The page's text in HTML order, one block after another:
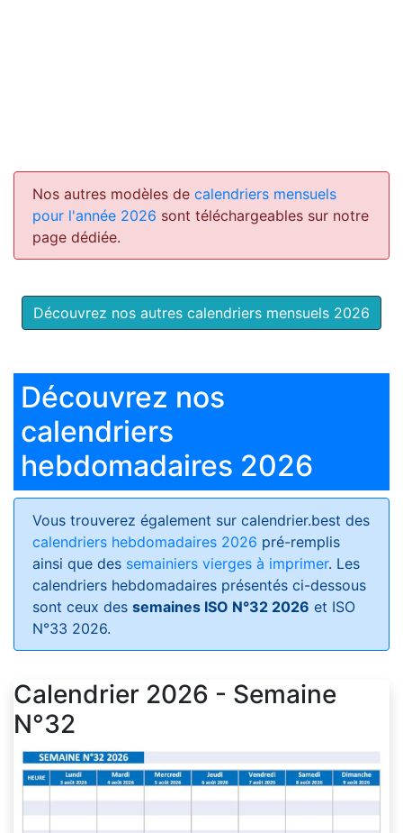
Nos autres modèles de calendriers mensuels
pour l'année 2026 sont téléchargeables sur notre
page dédiée.
Découvrez nos autres calendriers mensuels 2026
Découvrez nos
calendriers
hebdomadaires 2026
Vous trouverez également sur calendrier.best des
calendriers hebdomadaires 2026 pré-remplis
ainsi que des semainiers vierges à imprimer. Les
calendriers hebdomadaires présentés ci-dessous
sont ceux des semaines ISO N°32 2026 et ISO
N°33 2026.
Calendrier 2026 - Semaine
N°32